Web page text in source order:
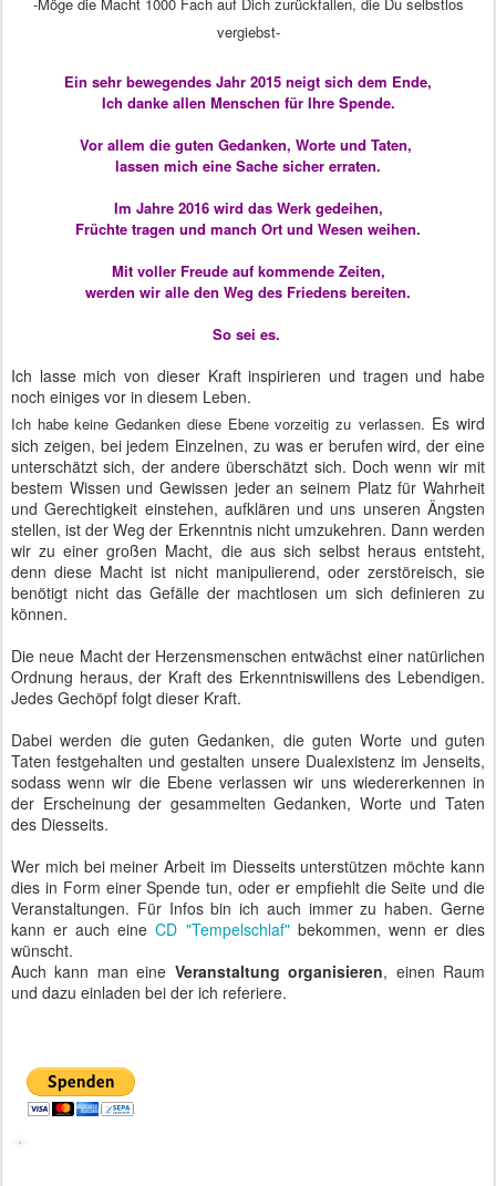
vergiebst-
Ein sehr bewegendes Jahr 2015 neigt sich dem Ende,
Ich danke allen Menschen für Ihre Spende.
Vor allem die guten Gedanken, Worte und Taten,
lassen mich eine Sache sicher erraten.
Im Jahre 2016 wird das Werk gedeihen,
Früchte tragen und manch Ort und Wesen weihen.
Mit voller Freude auf kommende Zeiten,
werden wir alle den Weg des Friedens bereiten.
So sei es.
Ich lasse mich von dieser Kraft inspirieren und tragen und habe
noch einiges vor in diesem Leben.
Ich habe keine Gedanken diese Ebene vorzeitig zu verlassen. Es wird
sich zeigen, bei jedem Einzelnen, zu was er berufen wird, der eine
unterschätzt sich, der andere überschätzt sich. Doch wenn wir mit
bestem Wissen und Gewissen jeder an seinem Platz für Wahrheit
und Gerechtigkeit einstehen, aufklären und uns unseren Ängsten
stellen, ist der Weg der Erkenntnis nicht umzukehren. Dann werden
wir zu einer großen Macht, die aus sich selbst heraus entsteht,
denn diese Macht ist nicht manipulierend, oder zerstöreisch, sie
benötigt nicht das Gefälle der machtlosen um sich definieren zu
können.
Die neue Macht der Herzensmenschen entwächst einer natürlichen
Ordnung heraus, der Kraft des Erkenntniswillens des Lebendigen.
Jedes Gechöpf folgt dieser Kraft.
Dabei werden die guten Gedanken, die guten Worte und guten
Taten festgehalten und gestalten unsere Dualexistenz im Jenseits,
sodass wenn wir die Ebene verlassen wir uns wiedererkennen in
der Erscheinung der gesammelten Gedanken, Worte und Taten
des Diesseits.
Wer mich bei meiner Arbeit im Diesseits unterstützen möchte kann
dies in Form einer Spende tun, oder er empfiehlt die Seite und die
Veranstaltungen. Für Infos bin ich auch immer zu haben. Gerne
kann er auch eineCD "Tempelschlaf"bekommen, wenn er dies
wünscht.
Auch kann man eine Veranstaltung organisieren, einen Raum
und dazu einladen bei der ich referiere.